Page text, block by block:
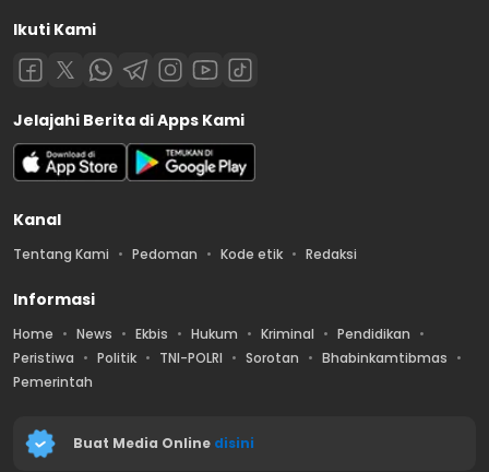
Ikuti Kami
Jelajahi Berita di Apps Kami
Kanal
Tentang Kami Pedoman Kode etik Redaksi
Informasi
Home News Ekbis Hukum Kriminal
Pendidikan
Peristiwa
Politik TNI-POLRI Sorotan
Bhabinkamtibmas
Pemerintah
Buat Media Online disini